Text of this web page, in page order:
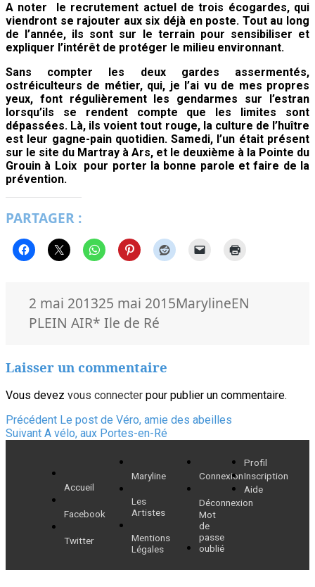
A noter le recrutement actuel de trois écogardes, qui
viendront se rajouter aux six déjà en poste. Tout au long
de l’année, ils sont sur le terrain pour sensibiliser et
expliquer l’intérêt de protéger le milieu environnant.
Sans compter les deux gardes assermentés,
ostréiculteurs de métier, qui, je l’ai vu de mes propres
yeux, font régulièrement les gendarmes sur l’estran
lorsqu’ils se rendent compte que les limites sont
dépassées. Là, ils voient tout rouge, la culture de l’huître
est leur gagne-pain quotidien. Samedi, l’un était présent
sur le site du Martray à Ars, et le deuxième à la Pointe du
Grouin à Loix pour porter la bonne parole et faire de la
prévention.
PARTAGER :
Publié
le
2 mai 201325 mai 2015Auteur
MarylineCatégories
EN
PLEIN AIRMots-
* Ile de Ré
Laisser un commentaire
Vous devez vous connecter pour publier un commentaire.
Navigation
de
l’article
Précédent Article
précédent :
Le post de Véro, amie des abeilles
Suivant Article
A vélo, aux Portes-en-Ré
Accueil
Facebook
Twitter
Maryline
Les
Artistes
Mentions
Légales
Connexion
Déconnexion
Mot
de
passe
oublié
Profil
Inscription
Aide